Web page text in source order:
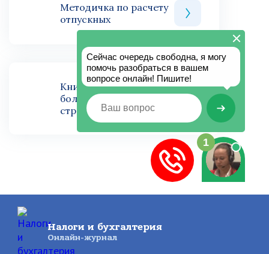
Методичка по расчету
отпускных
Книга по расчету
больничного и
страховых выплат
Налоги и бухгалтерия
Онлайн-журнал